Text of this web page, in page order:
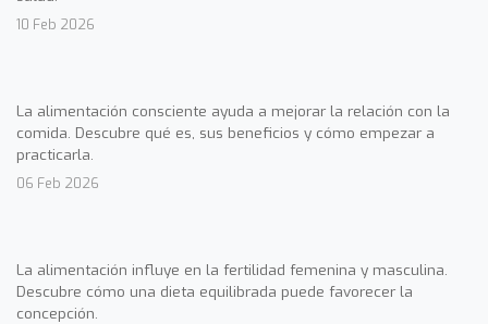
10 Feb 2026
La alimentación consciente ayuda a mejorar la relación con la
comida. Descubre qué es, sus beneficios y cómo empezar a
practicarla.
06 Feb 2026
La alimentación influye en la fertilidad femenina y masculina.
Descubre cómo una dieta equilibrada puede favorecer la
concepción.